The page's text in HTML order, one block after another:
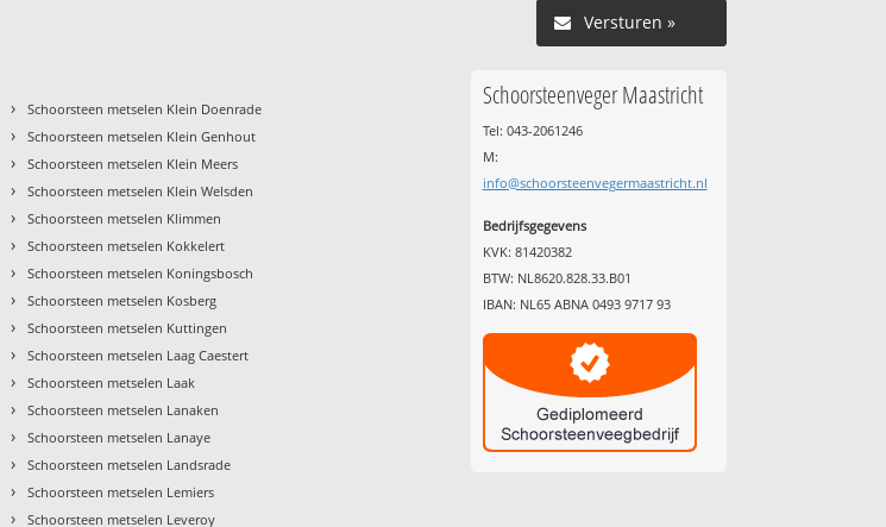
Versturen »
› Schoorsteen metselen Klein Doenrade
› Schoorsteen metselen Klein Genhout
› Schoorsteen metselen Klein Meers
› Schoorsteen metselen Klein Welsden
› Schoorsteen metselen Klimmen
› Schoorsteen metselen Kokkelert
› Schoorsteen metselen Koningsbosch
› Schoorsteen metselen Kosberg
› Schoorsteen metselen Kuttingen
› Schoorsteen metselen Laag Caestert
› Schoorsteen metselen Laak
› Schoorsteen metselen Lanaken
› Schoorsteen metselen Lanaye
› Schoorsteen metselen Landsrade
› Schoorsteen metselen Lemiers
› Schoorsteen metselen Leveroy
Schoorsteenveger Maastricht
Tel: 043-2061246
M:
info@schoorsteenvegermaastricht.nl
Bedrijfsgegevens
KVK: 81420382
BTW: NL8620.828.33.B01
IBAN: NL65 ABNA 0493 9717 93